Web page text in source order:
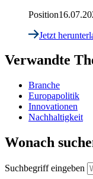
Position
Jetzt
Verwandte
Branche
Europapolitik
Innovationen
Nachhaltigkeit
Wonach
Suchbegriff eingeben